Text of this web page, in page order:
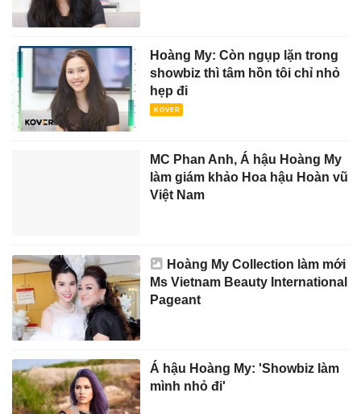
Hoàng My: Còn ngụp lặn trong
showbiz thì tâm hồn tôi chỉ nhỏ
hẹp đi
MC Phan Anh, Á hậu Hoàng My
làm giám khảo Hoa hậu Hoàn vũ
Việt Nam
Hoàng My Collection làm mới
Ms Vietnam Beauty International
Pageant
Á hậu Hoàng My: 'Showbiz làm
mình nhỏ đi'